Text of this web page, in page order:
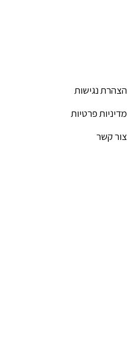
הצהרת נגישות
מדיניות פרטיות
צור קשר